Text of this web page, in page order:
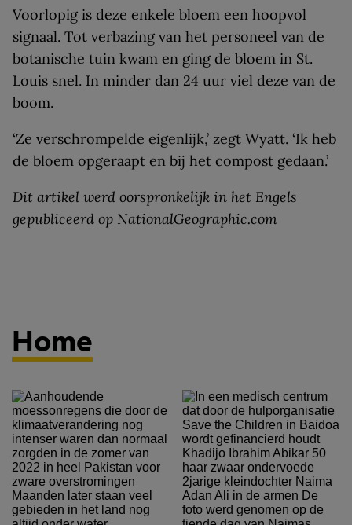
Voorlopig is deze enkele bloem een hoopvol
signaal. Tot verbazing van het personeel van de
botanische tuin kwam en ging de bloem in St.
Louis snel. In minder dan 24 uur viel deze van de
boom.
‘Ze verschrompelde eigenlijk,’ zegt Wyatt. ‘Ik heb
de bloem opgeraapt en bij het compost gedaan.’
Dit artikel werd oorspronkelijk in het Engels
gepubliceerd op NationalGeographic.com
Home